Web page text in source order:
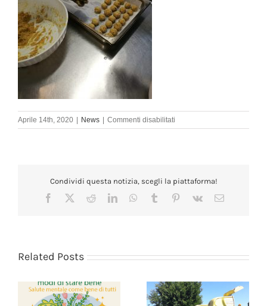
Aprile 14th, 2020 News Commenti disabilitati
Corso
Sociale
Milonga
Condividi questa notizia, scegli la piattaforma!
Facebook RedditLinkedInWhatsApp
Tumblr Pinterest
Vk Email
Related Posts